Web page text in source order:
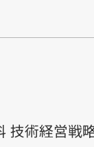
技術経営